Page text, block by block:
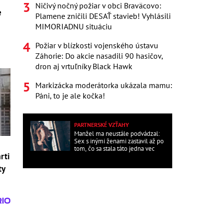
Ničivý nočný požiar v obci Braväcovo:
Plamene zničili DESAŤ stavieb! Vyhlásili
MIMORIADNU situáciu
Požiar v blízkosti vojenského ústavu
Záhorie: Do akcie nasadili 90 hasičov,
dron aj vrtuľníky Black Hawk
Markizácka moderátorka ukázala mamu:
Páni, to je ale kočka!
PARTNERSKÉ VZŤAHY
Manžel ma neustále podvádzal:
Sex s inými ženami zastavil až po
tom, čo sa stala táto jedna vec